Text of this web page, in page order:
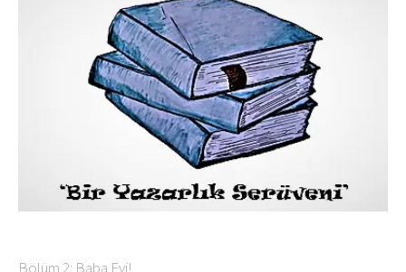
Bölüm 2: Baba Evi!